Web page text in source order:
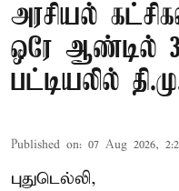
அரசியல்
ஒரே ஆண்டில் 3
பட்டியலில்
Published on: 07 Aug 2026,
புதுடெல்லி,